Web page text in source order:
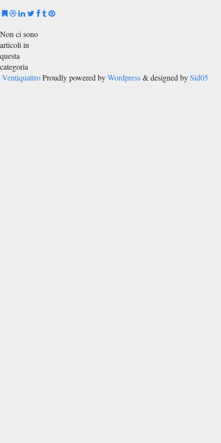
Non ci sono
articoli in
questa
categoria
Ventiquattro Proudly powered byWordpress& designed bySid05